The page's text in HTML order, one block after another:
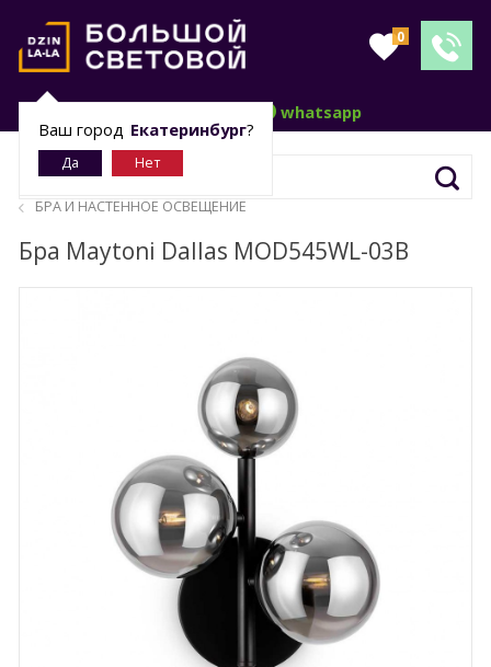
0
Ваш город Екатеринбург?
whatsapp
БРА И НАСТЕННОЕ ОСВЕЩЕНИЕ
Бра Maytoni Dallas MOD545WL-03B